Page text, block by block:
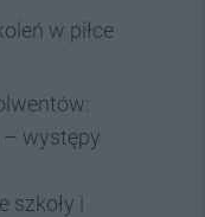
w piłce
– występy
szkoły i